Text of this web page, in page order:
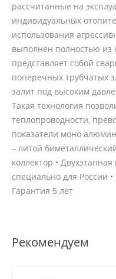
рассчитанные на
индивидуальных
использования
выполнен полностью из
представляет собой
поперечных трубчатых
залит под высоким
Такая технология
теплопроводности,
показатели моно
– литой
коллектор •
специально для России
Гарантия 5 лет
Рекомендуем